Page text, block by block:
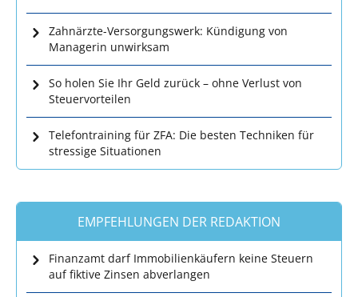
Zahnärzte-Versorgungswerk: Kündigung von
Managerin unwirksam
So holen Sie Ihr Geld zurück – ohne Verlust von
Steuervorteilen
Telefontraining für ZFA: Die besten Techniken für
stressige Situationen
EMPFEHLUNGEN DER REDAKTION
Finanzamt darf Immobilienkäufern keine Steuern
auf fiktive Zinsen abverlangen